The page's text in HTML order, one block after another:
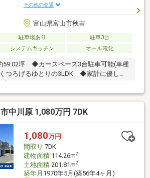
その他の交通
富山県富山市秋吉
駐車場あり
駐車3台
システムキッチン オール電化
59.02坪 ◆カースペース3台駐車可能(車種
ろげるゆとりの3LDK ◆家計に優しい
中川原 1,080万円 7DK
1,080万円
間取り 7DK
建物面積114.26m2
土地面積201.81m2
築年月 1970年5月(築56年4ヶ月)